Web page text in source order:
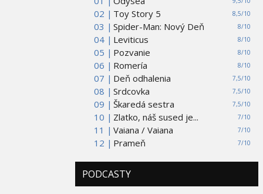
02 |
8,5/10
Toy Story 5
03 |
8/10
Spider-Man: Nový Deň
04 |
8/10
Leviticus
05 |
8/10
Pozvanie
06 |
8/10
Romería
07 |
7,5/10
Deň odhalenia
08 |
7,5/10
Srdcovka
09 |
7,5/10
Škaredá sestra
10 |
7/10
Zlatko, náš sused je...
11 |
7/10
Vaiana / Vaiana
12 |
7/10
Prameň
PODCASTY